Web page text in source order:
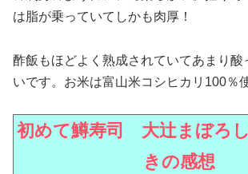
は脂が乗っていてしかも肉厚！
酢飯もほどよく熟成されていてあまり酸
いです。お米は富山米コシヒカリ100％
初めて鱒寿司 大辻まぼろ
きの感想